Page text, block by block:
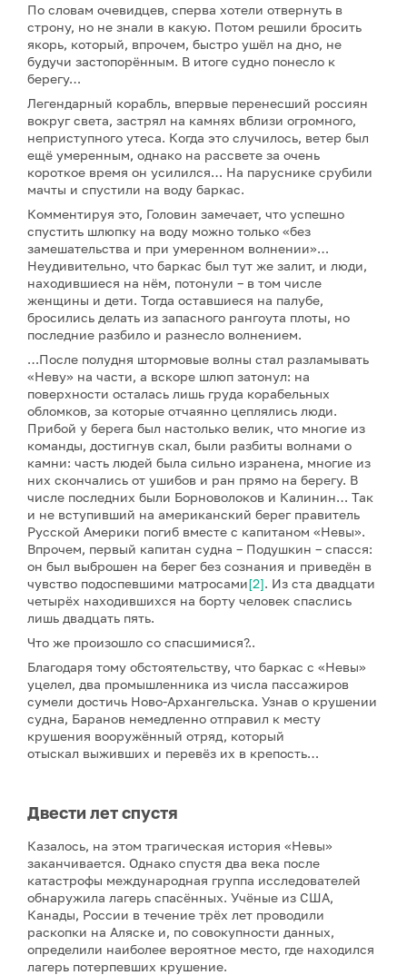
По словам очевидцев, сперва хотели отвернуть в
строну, но не знали в какую. Потом решили бросить
якорь, который, впрочем, быстро ушёл на дно, не
будучи застопорённым. В итоге судно понесло к
берегу…
Легендарный корабль, впервые перенесший россиян
вокруг света, застрял на камнях вблизи огромного,
неприступного утеса. Когда это случилось, ветер был
ещё умеренным, однако на рассвете за очень
короткое время он усилился… На паруснике срубили
мачты и спустили на воду баркас.
Комментируя это, Головин замечает, что успешно
спустить шлюпку на воду можно только «без
замешательства и при умеренном волнении»…
Неудивительно, что баркас был тут же залит, и люди,
находившиеся на нём, потонули – в том числе
женщины и дети. Тогда оставшиеся на палубе,
бросились делать из запасного рангоута плоты, но
последние разбило и разнесло волнением.
…После полудня штормовые волны стал разламывать
«Неву» на части, а вскоре шлюп затонул: на
поверхности осталась лишь груда корабельных
обломков, за которые отчаянно цеплялись люди.
Прибой у берега был настолько велик, что многие из
команды, достигнув скал, были разбиты волнами о
камни: часть людей была сильно изранена, многие из
них скончались от ушибов и ран прямо на берегу. В
числе последних были Борноволоков и Калинин… Так
и не вступивший на американский берег правитель
Русской Америки погиб вместе с капитаном «Невы».
Впрочем, первый капитан судна – Подушкин – спасся:
он был выброшен на берег без сознания и приведён в
чувство подоспевшими матросами[2]. Из ста двадцати
четырёх находившихся на борту человек спаслись
лишь двадцать пять.
Что же произошло со спасшимися?..
Благодаря тому обстоятельству, что баркас с «Невы»
уцелел, два промышленника из числа пассажиров
сумели достичь Ново-Архангельска. Узнав о крушении
судна, Баранов немедленно отправил к месту
крушения вооружённый отряд, который
отыскал выживших и перевёз их в крепость…
Двести лет спустя
Казалось, на этом трагическая история «Невы»
заканчивается. Однако спустя два века после
катастрофы международная группа исследователей
обнаружила лагерь спасённых. Учёные из США,
Канады, России в течение трёх лет проводили
раскопки на Аляске и, по совокупности данных,
определили наиболее вероятное место, где находился
лагерь потерпевших крушение.